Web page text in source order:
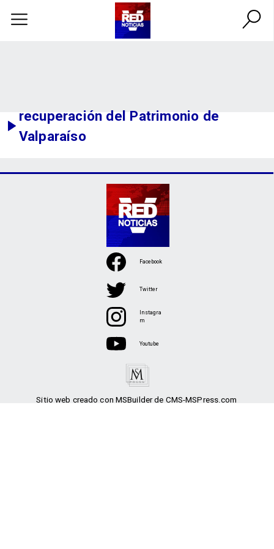
recuperación del Patrimonio de
Valparaíso
Sitio web creado con MSBuilder de CMS-MSPress.com
Facebook
Twitter
Instagra
m
Youtube